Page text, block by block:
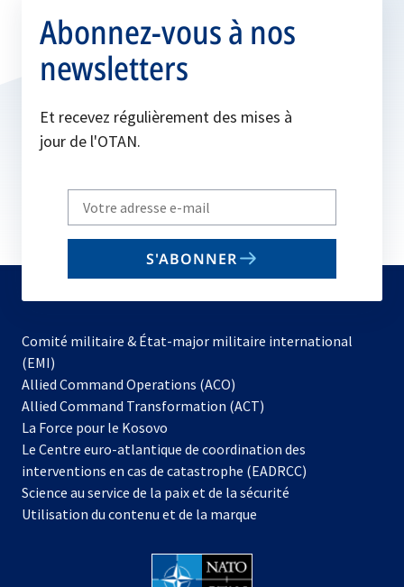
Abonnez-vous à nos
newsletters
Et recevez régulièrement des mises à
jour de l'OTAN.
Write
your
email
S'ABONNER
Comité militaire & État-major militaire international
(EMI)
Allied Command Operations (ACO)
dans
nouvel
onglet
Allied Command Transformation (ACT)
La Force pour le Kosovo
dans
un
nouvel
onglet
Le Centre euro-atlantique de coordination des
interventions en cas de catastrophe (EADRCC)
Science au service de la paix et de la sécurité
Utilisation du contenu et de la marque